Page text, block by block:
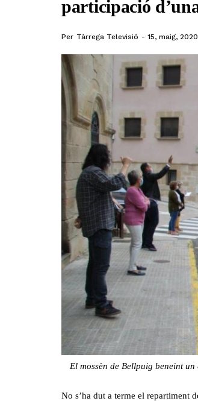
participació
Per Tàrrega Televisió 15, maig,
El mossèn de Bellpuig beneint
No s’ha dut a terme el repartiment